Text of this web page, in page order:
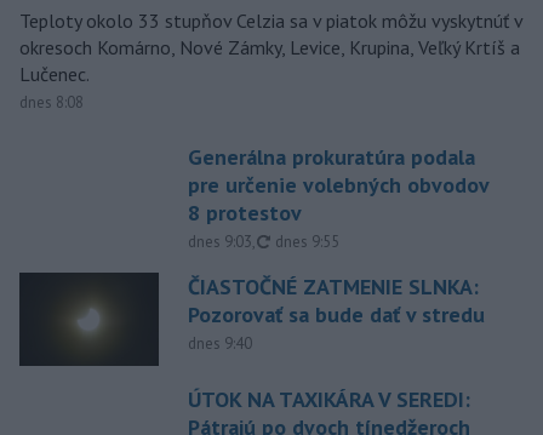
Teploty okolo 33 stupňov Celzia sa v piatok môžu vyskytnúť v
okresoch Komárno, Nové Zámky, Levice, Krupina, Veľký Krtíš a
Lučenec.
dnes 8:08
Generálna prokuratúra podala
pre určenie volebných obvodov
8 protestov
dnes 9:03, aktualizované
dnes 9:55
ČIASTOČNÉ ZATMENIE SLNKA:
Pozorovať sa bude dať v stredu
dnes 9:40
ÚTOK NA TAXIKÁRA V SEREDI:
Pátrajú po dvoch tínedžeroch